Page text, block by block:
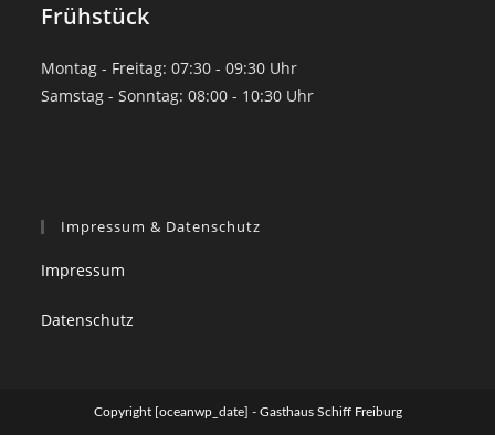
Frühstück
Montag - Freitag: 07:30 - 09:30 Uhr
Samstag - Sonntag: 08:00 - 10:30 Uhr
Impressum & Datenschutz
Impressum
Datenschutz
Copyright [oceanwp_date] - Gasthaus Schiff Freiburg